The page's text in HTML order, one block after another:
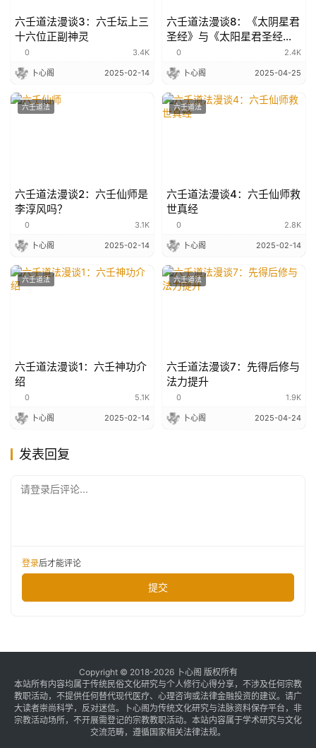
六壬道法漫谈3：六壬坛上三
十六位正副神灵
0 3.4K
卜心阁 2025-02-14
六壬道法漫谈8：《太阴星君
圣经》与《太阳星君圣经》
法门
0 2.4K
卜心阁 2025-04-25
六壬道法
六壬道法漫谈2：六壬仙师是
李淳风吗？
0 3.1K
卜心阁 2025-02-14
六壬道法
六壬道法漫谈4：六壬仙师救
世真经
0 2.8K
卜心阁 2025-02-14
六壬道法
六壬道法漫谈1：六壬神功介
绍
0 5.1K
卜心阁 2025-02-14
六壬道法
六壬道法漫谈7：先得后修与
法力提升
0 1.9K
卜心阁 2025-04-24
发表回复
请登录后评论...
登录后才能评论
提交
Copyright © 2018-2026 卜心阁 版权所有
本站所有内容均属于传统民俗文化研究与个人修行心得分享，不涉及任何宗教
教职活动，不提供任何替代现代医疗、心理咨询或法律金融投资的建议。请广
大读者崇尚科学，反对迷信。卜心阁为传统文化研究与法脉资料保存平台，非
宗教活动场所，不开展需登记的宗教教职活动。本站内容属于学术研究与文化
交流范畴，遵循国家相关法律法规。